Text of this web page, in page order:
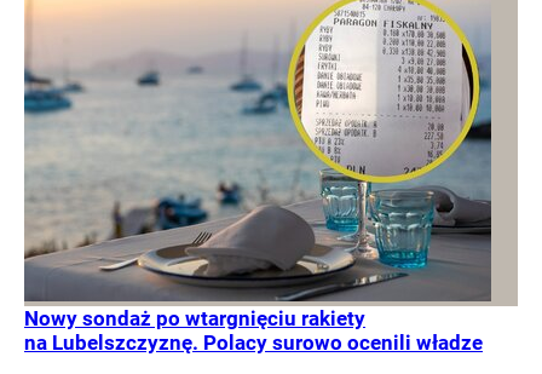
Nowy sondaż po wtargnięciu rakiety
na Lubelszczyznę. Polacy surowo ocenili władze